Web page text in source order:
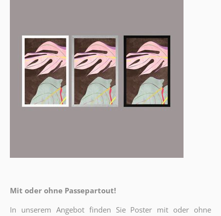
Mit oder ohne Passepartout!
In unserem Angebot finden Sie Poster mit oder ohne